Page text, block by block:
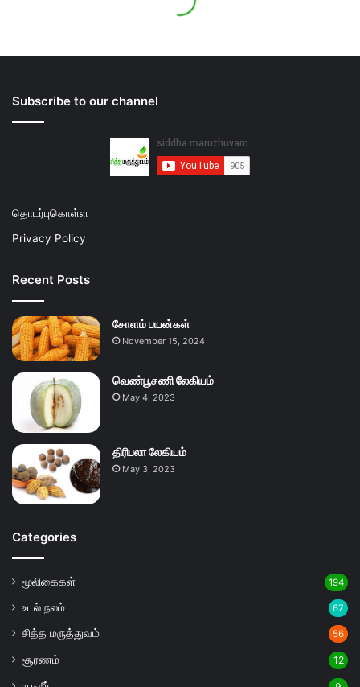
Subscribe to our channel
தொடர்புகொள்ள
Privacy Policy
Recent Posts
சோளம் பயன்கள்
November 15, 2024
வெண்பூசணி லேகியம்
May 4, 2023
திரிபலா லேகியம்
May 3, 2023
Categories
மூலிகைகள் 194
உடல் நலம் 67
சித்த மருத்துவம் 56
சூரணம் 12